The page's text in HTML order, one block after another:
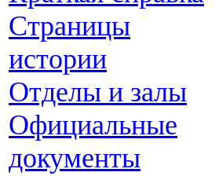
Страницы
истории
Отделы и залы
Официальные
документы